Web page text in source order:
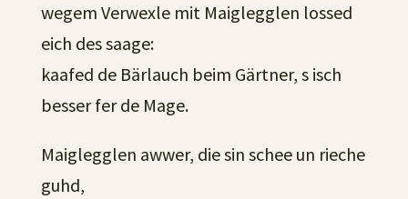
wegem Verwexle mit Maiglegglen lossed
eich des saage:
kaafed de Bärlauch beim Gärtner, s isch
besser fer de Mage.
Maiglegglen awwer, die sin schee un rieche
guhd,